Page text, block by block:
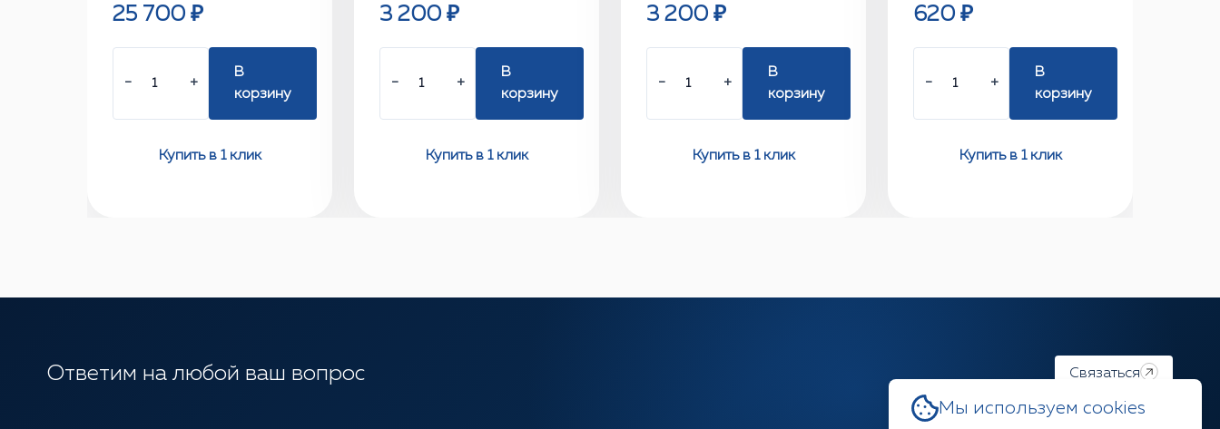
25 700 ₽
− +
В
корзину
Купить в 1 клик
3 200 ₽
− +
В
корзину
Купить в 1 клик
3 200 ₽
− +
В
корзину
Купить в 1 клик
620 ₽
− +
В
корзину
Купить в 1 клик
Ответим на любой ваш вопрос Связаться
Мы используем cookies